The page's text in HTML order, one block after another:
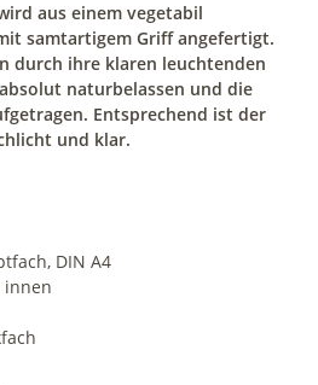
aus einem vegetabil
samtartigem Griff angefertigt.
durch ihre klaren leuchtenden
naturbelassen und die
Entsprechend ist der
und klar.
DIN A4
innen